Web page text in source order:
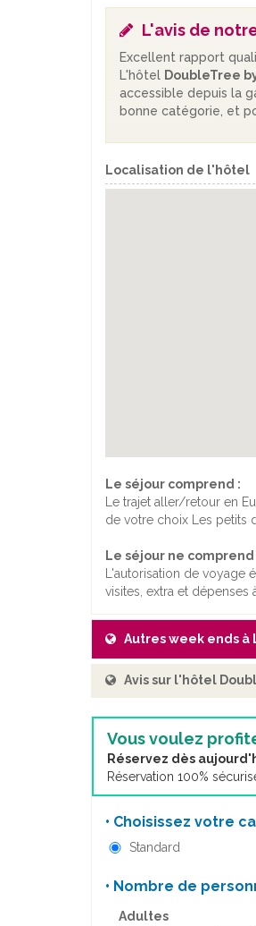
L'avis de
Excellent rapport
L'hôtel DoubleTree
accessible depuis la
bonne catégorie, et
Localisation de l'hôtel
Le séjour comprend :
Le trajet aller/retour en
de votre choix Les petits
Le séjour ne comprend
L'autorisation de voyage
visites, extra et dépenses
Autres week ends
Avis sur l'hôtel
Vous voulez
Réservez dès
Réservation 100%
• Choisissez votre
Standard
• Nombre de
Adultes